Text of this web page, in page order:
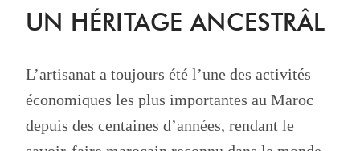
UN HÉRITAGE ANCESTRÂL
L’artisanat a toujours été l’une des activités
économiques les plus importantes au Maroc
depuis des centaines d’années, rendant le